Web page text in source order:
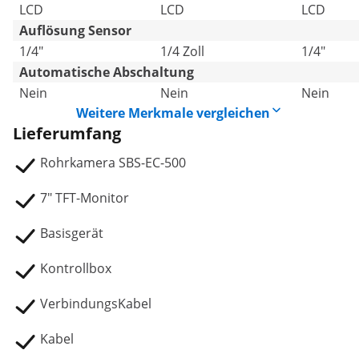
LCD
LCD
LCD
Auflösung Sensor
1/4"
1/4 Zoll
1/4"
Automatische Abschaltung
Nein
Nein
Nein
Weitere Merkmale vergleichen
Lieferumfang
Rohrkamera SBS-EC-500
7" TFT-Monitor
Basisgerät
Kontrollbox
VerbindungsKabel
Kabel